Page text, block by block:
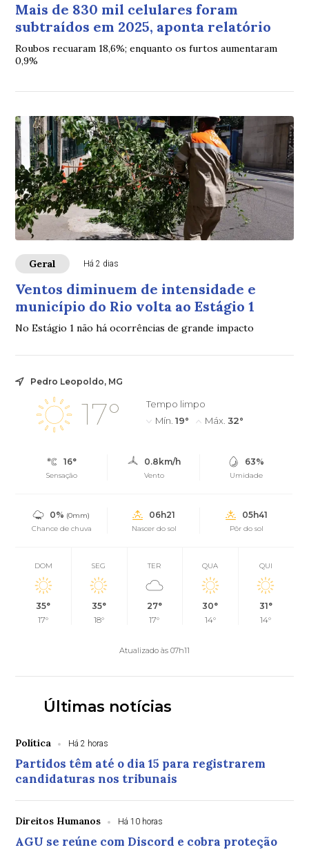
Mais de 830 mil celulares foram
subtraídos em 2025, aponta relatório
Roubos recuaram 18,6%; enquanto os furtos aumentaram
0,9%
Geral Há 2 dias
Ventos diminuem de intensidade e
município do Rio volta ao Estágio 1
No Estágio 1 não há ocorrências de grande impacto
Pedro Leopoldo, MG
17°
Tempo limpo
Mín. 19° Máx. 32°
16°
Sensação
0.8km/h
Vento
63%
Umidade
0% (0mm)
Chance de chuva
06h21
Nascer do sol
05h41
Pôr do sol
DOM
35°
17°
SEG
35°
18°
TER
27°
17°
QUA
30°
14°
QUI
31°
14°
Atualizado às 07h11
Últimas notícias
Política Há 2 horas
Partidos têm até o dia 15 para registrarem
candidaturas nos tribunais
Direitos Humanos Há 10 horas
AGU se reúne com Discord e cobra proteção